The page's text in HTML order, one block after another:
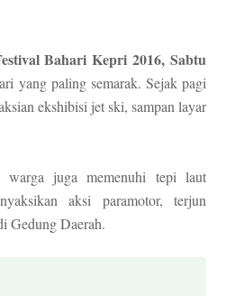
Bahari Kepri 2016, Sabtu
yang paling semarak. Sejak pagi
ekshibisi jet ski, sampan layar
warga juga memenuhi tepi laut
aksi paramotor, terjun
Gedung Daerah.